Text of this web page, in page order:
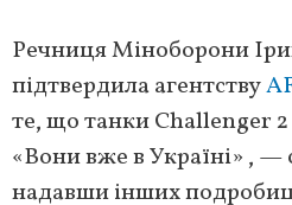
Речниця Міноборони
підтвердила агентству
те, що танки Challenger
«Вони вже в Україні» , —
надавши інших